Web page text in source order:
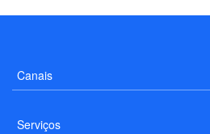
Canais
Serviços